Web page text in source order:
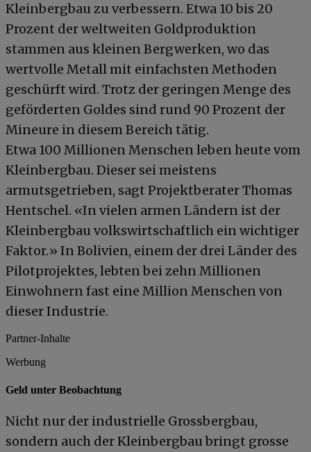
Kleinbergbau zu verbessern. Etwa 10 bis 20
Prozent der weltweiten Goldproduktion
stammen aus kleinen Bergwerken, wo das
wertvolle Metall mit einfachsten Methoden
geschürft wird. Trotz der geringen Menge des
geförderten Goldes sind rund 90 Prozent der
Mineure in diesem Bereich tätig.
Etwa 100 Millionen Menschen leben heute vom
Kleinbergbau. Dieser sei meistens
armutsgetrieben, sagt Projektberater Thomas
Hentschel. «In vielen armen Ländern ist der
Kleinbergbau volkswirtschaftlich ein wichtiger
Faktor.» In Bolivien, einem der drei Länder des
Pilotprojektes, lebten bei zehn Millionen
Einwohnern fast eine Million Menschen von
dieser Industrie.
Partner-Inhalte
Werbung
Geld unter Beobachtung
Nicht nur der industrielle Grossbergbau,
sondern auch der Kleinbergbau bringt grosse